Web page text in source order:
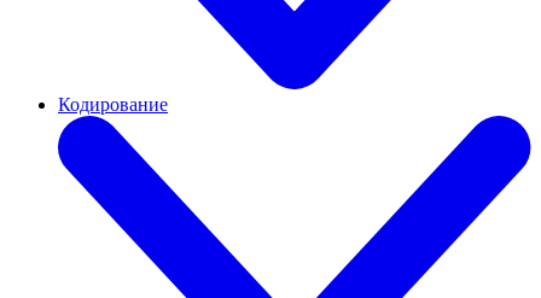
Кодирование